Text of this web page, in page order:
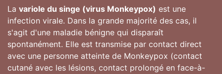
La variole du singe (virus Monkeypox) est une
infection virale. Dans la grande majorité des cas, il
s'agit d'une maladie bénigne qui disparaît
spontanément. Elle est transmise par contact direct
avec une personne atteinte de Monkeypox (contact
cutané avec les lésions, contact prolongé en face-à-